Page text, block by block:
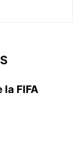
FIFA